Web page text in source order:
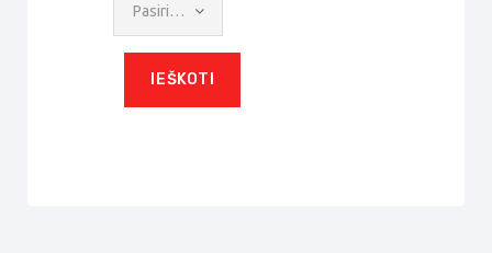
Pasirinkti reikšmę
IEŠKOTI